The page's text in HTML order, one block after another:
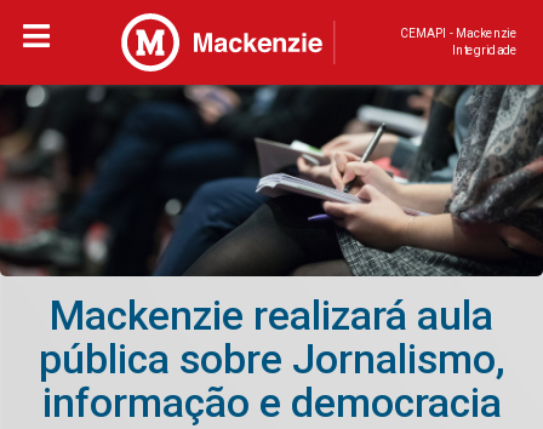
CEMAPI - Mackenzie
Integridade
Mackenzie realizará aula
pública sobre Jornalismo,
informação e democracia